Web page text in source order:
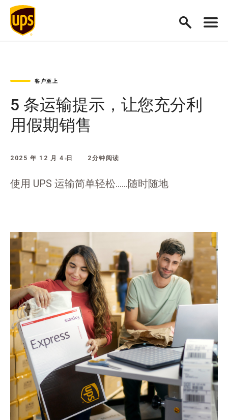
客户至上
5 条运输提示，让您充分利
用假期销售
2025 年 12 月 4 日 2分钟阅读
使用 UPS 运输简单轻松......随时随地